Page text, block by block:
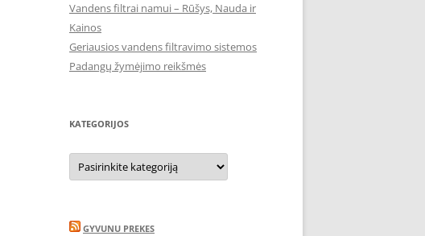
Vandens filtrai namui – Rūšys, Nauda ir
Kainos
Geriausios vandens filtravimo sistemos
Padangų žymėjimo reikšmės
KATEGORIJOS
Kategorijos
GYVUNU PREKES